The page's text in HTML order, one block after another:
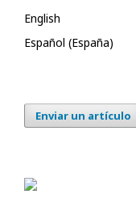
English
Español (España)
Enviar un artículo